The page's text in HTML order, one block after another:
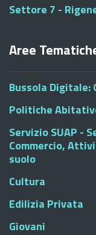
Settore 7 -
Aree
Bussola Digitale:
Politiche
Servizio SUAP -
Commercio,
suolo
Cultura
Edilizia Privata
Giovani